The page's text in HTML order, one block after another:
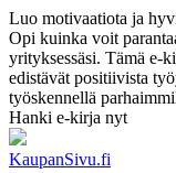
Luo motivaatiota ja
Opi kuinka voit
yrityksessäsi. Tämä e-
edistävät positiivista
työskennellä
Hanki e-kirja nyt
KaupanSivu.fi